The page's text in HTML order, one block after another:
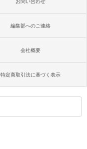
編集部へのご連絡
会社概要
特定商取引法に基づく表示